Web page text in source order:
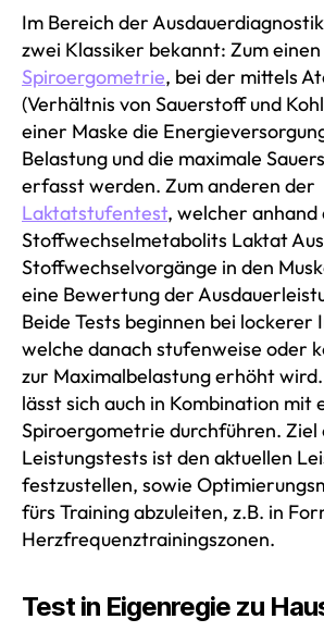
Im Bereich der
zwei Klassiker bekannt: Zum einen
Spiroergometrie, bei der mittels
(Verhältnis von Sauerstoff und
einer Maske die
Belastung und die maximale
erfasst werden. Zum anderen der
Laktatstufentest, welcher anhand
Stoffwechselmetabolits Laktat
Stoffwechselvorgänge in den
eine Bewertung der
Beide Tests beginnen bei lockerer
welche danach stufenweise oder
zur Maximalbelastung erhöht
lässt sich auch in Kombination mit
Spiroergometrie durchführen. Ziel
Leistungstests ist den aktuellen
festzustellen, sowie
fürs Training abzuleiten, z.B. in
Herzfrequenztrainingszonen.
Test in Eigenregie zu